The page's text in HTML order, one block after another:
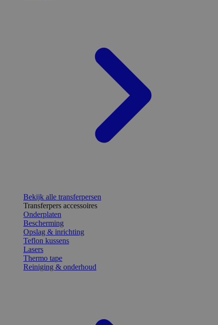
Bekijk alle transferpersen
Transferpers accessoires
Onderplaten
Bescherming
Opslag & inrichting
Teflon kussens
Lasers
Thermo tape
Reiniging & onderhoud